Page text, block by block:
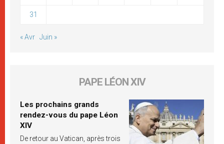
31
« Avr Juin »
PAPE LÉON XIV
Les prochains grands
rendez-vous du pape Léon
XIV
De retour au Vatican, après trois